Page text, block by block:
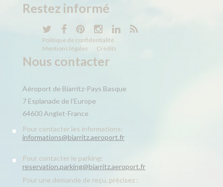
Restez informé
Politique de confidentialité
Mentions légales
Crédits
Nous contacter
Aéroport de Biarritz-Pays Basque
7 Esplanade de l’Europe
64600 Anglet-France
Pour contacter les informations:
informations@biarritz.aeroport.fr
Pour contacter le parking:
reservation.parking@biarritz.aeroport.fr
Pour une demande de reçu, précisez :